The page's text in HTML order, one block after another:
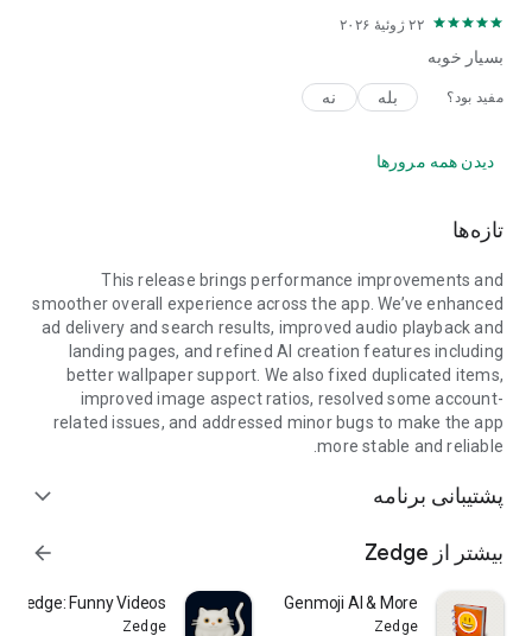
• برای تصاویر پس زمینه و آهنگ‌های زنگ نسخه محدود - مانند
کریسمس، روز ولنتاین، روز پدر، روز مادر، روز سال نو و هالووین -
• برای مناسبت‌های خاص، تولدها، سالگردها و موارد دیگر،
ما هیچ اطلاعات یا فایل شخصی را در کتابخانه رسانه، فضای
ما عاشق آهنگ‌های زنگ، عاشق تصاویر پس زمینه و عاشق تنوع
۲۲ ژوئیهٔ ۲۰۲۶
بسیار خوبه
مفید بود؟ بله نه
دیدن همه مرورها
تازه‌ها
This release brings performance improvements and
smoother overall experience across the app. We’ve enhanced
ad delivery and search results, improved audio playback and
landing pages, and refined AI creation features including
better wallpaper support. We also fixed duplicated items,
improved image aspect ratios, resolved some account-
related issues, and addressed minor bugs to make the app
more stable and reliable.
پشتیبانی برنامه expand_more
بیشتر از Zedge arrow_forward
Emojipedia - Genmoji AI & More
Zedge
Zedge: Funny Videos
Zedge